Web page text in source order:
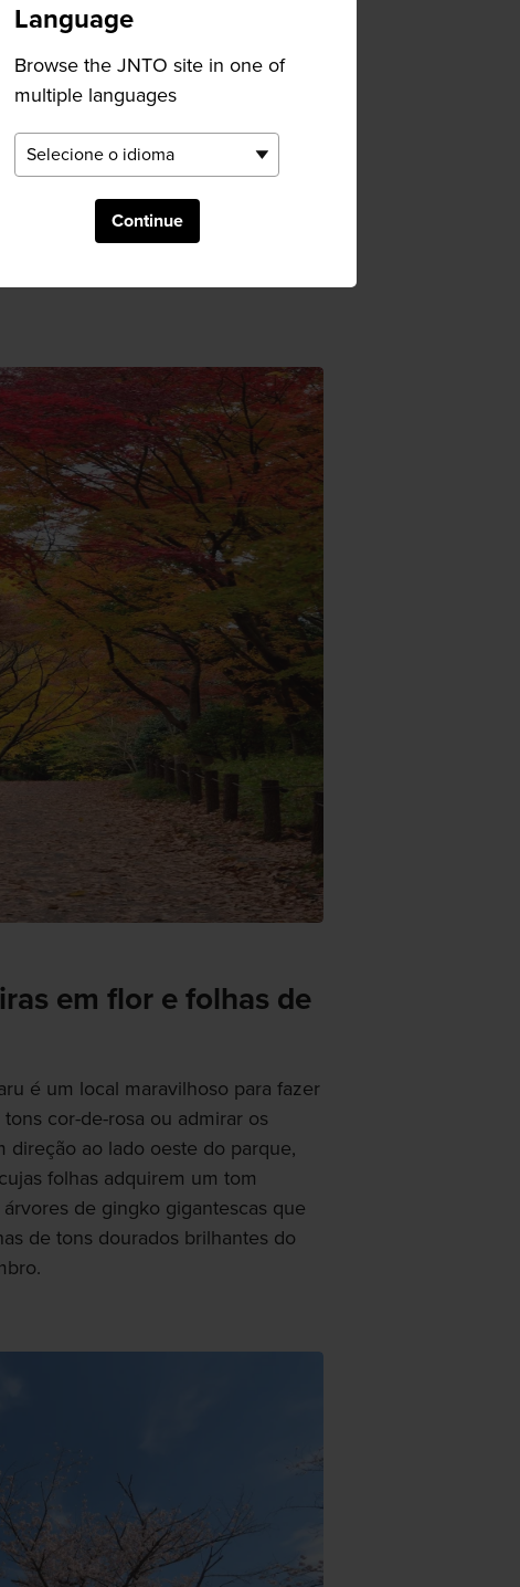
Language
Browse the JNTO site in one of
multiple languages
Continue
concentradas em
Castelo de Edo
, preserva vários
é o ponto central de Kitanomaru, e
e estiver em busca de
de Tóquio
em flor e folhas de
é um local maravilhoso para fazer
cor-de-rosa ou admirar os
direção ao lado oeste do parque,
folhas adquirem um tom
de gingko gigantescas que
de tons dourados brilhantes do